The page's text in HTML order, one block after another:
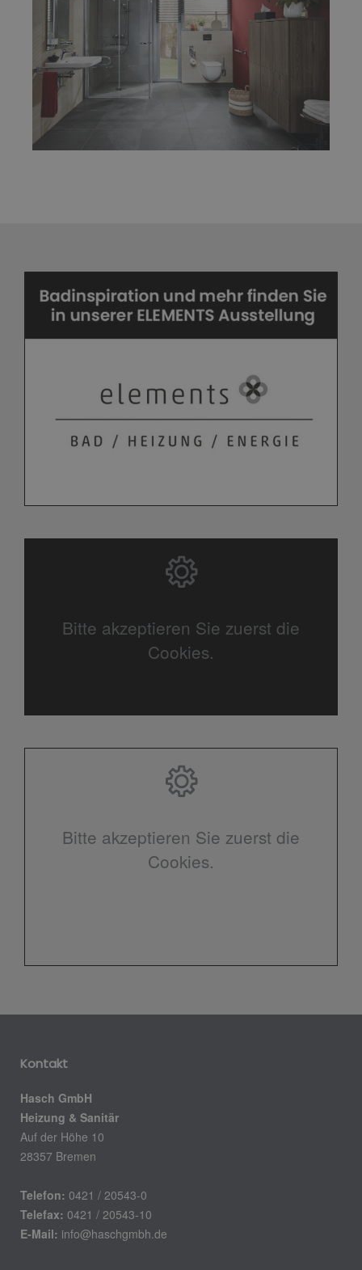
Bitte akzeptieren Sie zuerst die
Cookies.
Bitte akzeptieren Sie zuerst die
Cookies.
Kontakt
Hasch GmbH
Heizung & Sanitär
Auf der Höhe 10
28357 Bremen
Telefon: 0421 / 20543-0
Telefax: 0421 / 20543-10
E-Mail: info@haschgmbh.de